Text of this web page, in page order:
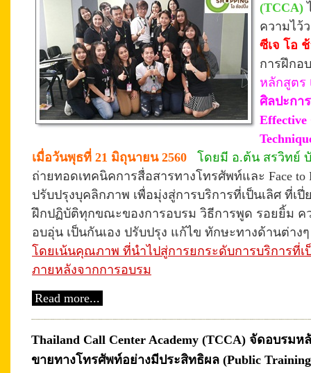
(TCCA)
ความไว้
ซีเจ โอ
การฝึกอ
หลักสูตร
ศิลปะกา
Effective
เมื่อวันพุธที่ 21 มิถุนายน 2560
โดยมี อ.ต้น สรวิทย์
ถ่ายทอดเทคนิคการสื่อสารทางโทรศัพท์และ Face to
ปรับปรุงบุคลิกภาพ เพื่อมุ่งสู่การบริการที่เป็นเลิศ ที่เ
ฝึกปฏิบัติทุกขณะของการอบรม วิธีการพูด รอยยิ้ม ค
อบอุ่น เป็นกันเอง ปรับปรุง แก้ไข ทักษะทางด้านต่า
โดยเน้นคุณภาพ ที่นำไปสู่การยกระดับการบริการที่เ
ภายหลังจากการอบรม
Read more...
Thailand Call Center Academy (TCCA) จัดอบรม
ขายทางโทรศัพท์อย่างมีประสิทธิผล (Public